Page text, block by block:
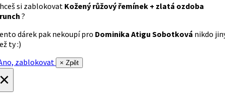
si zablokovat Kožený růžový řemínek + zlatá ozdoba
?
dárek pak nekoupí pro Dominika Atigu Sobotková nikdo
ty :)
zablokovat
× Zpět